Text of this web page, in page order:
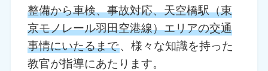
整備から車検、事故対応、天空橋駅（東
京モノレール羽田空港線）エリアの交通
事情にいたるまで、様々な知識を持った
教官が指導にあたります。